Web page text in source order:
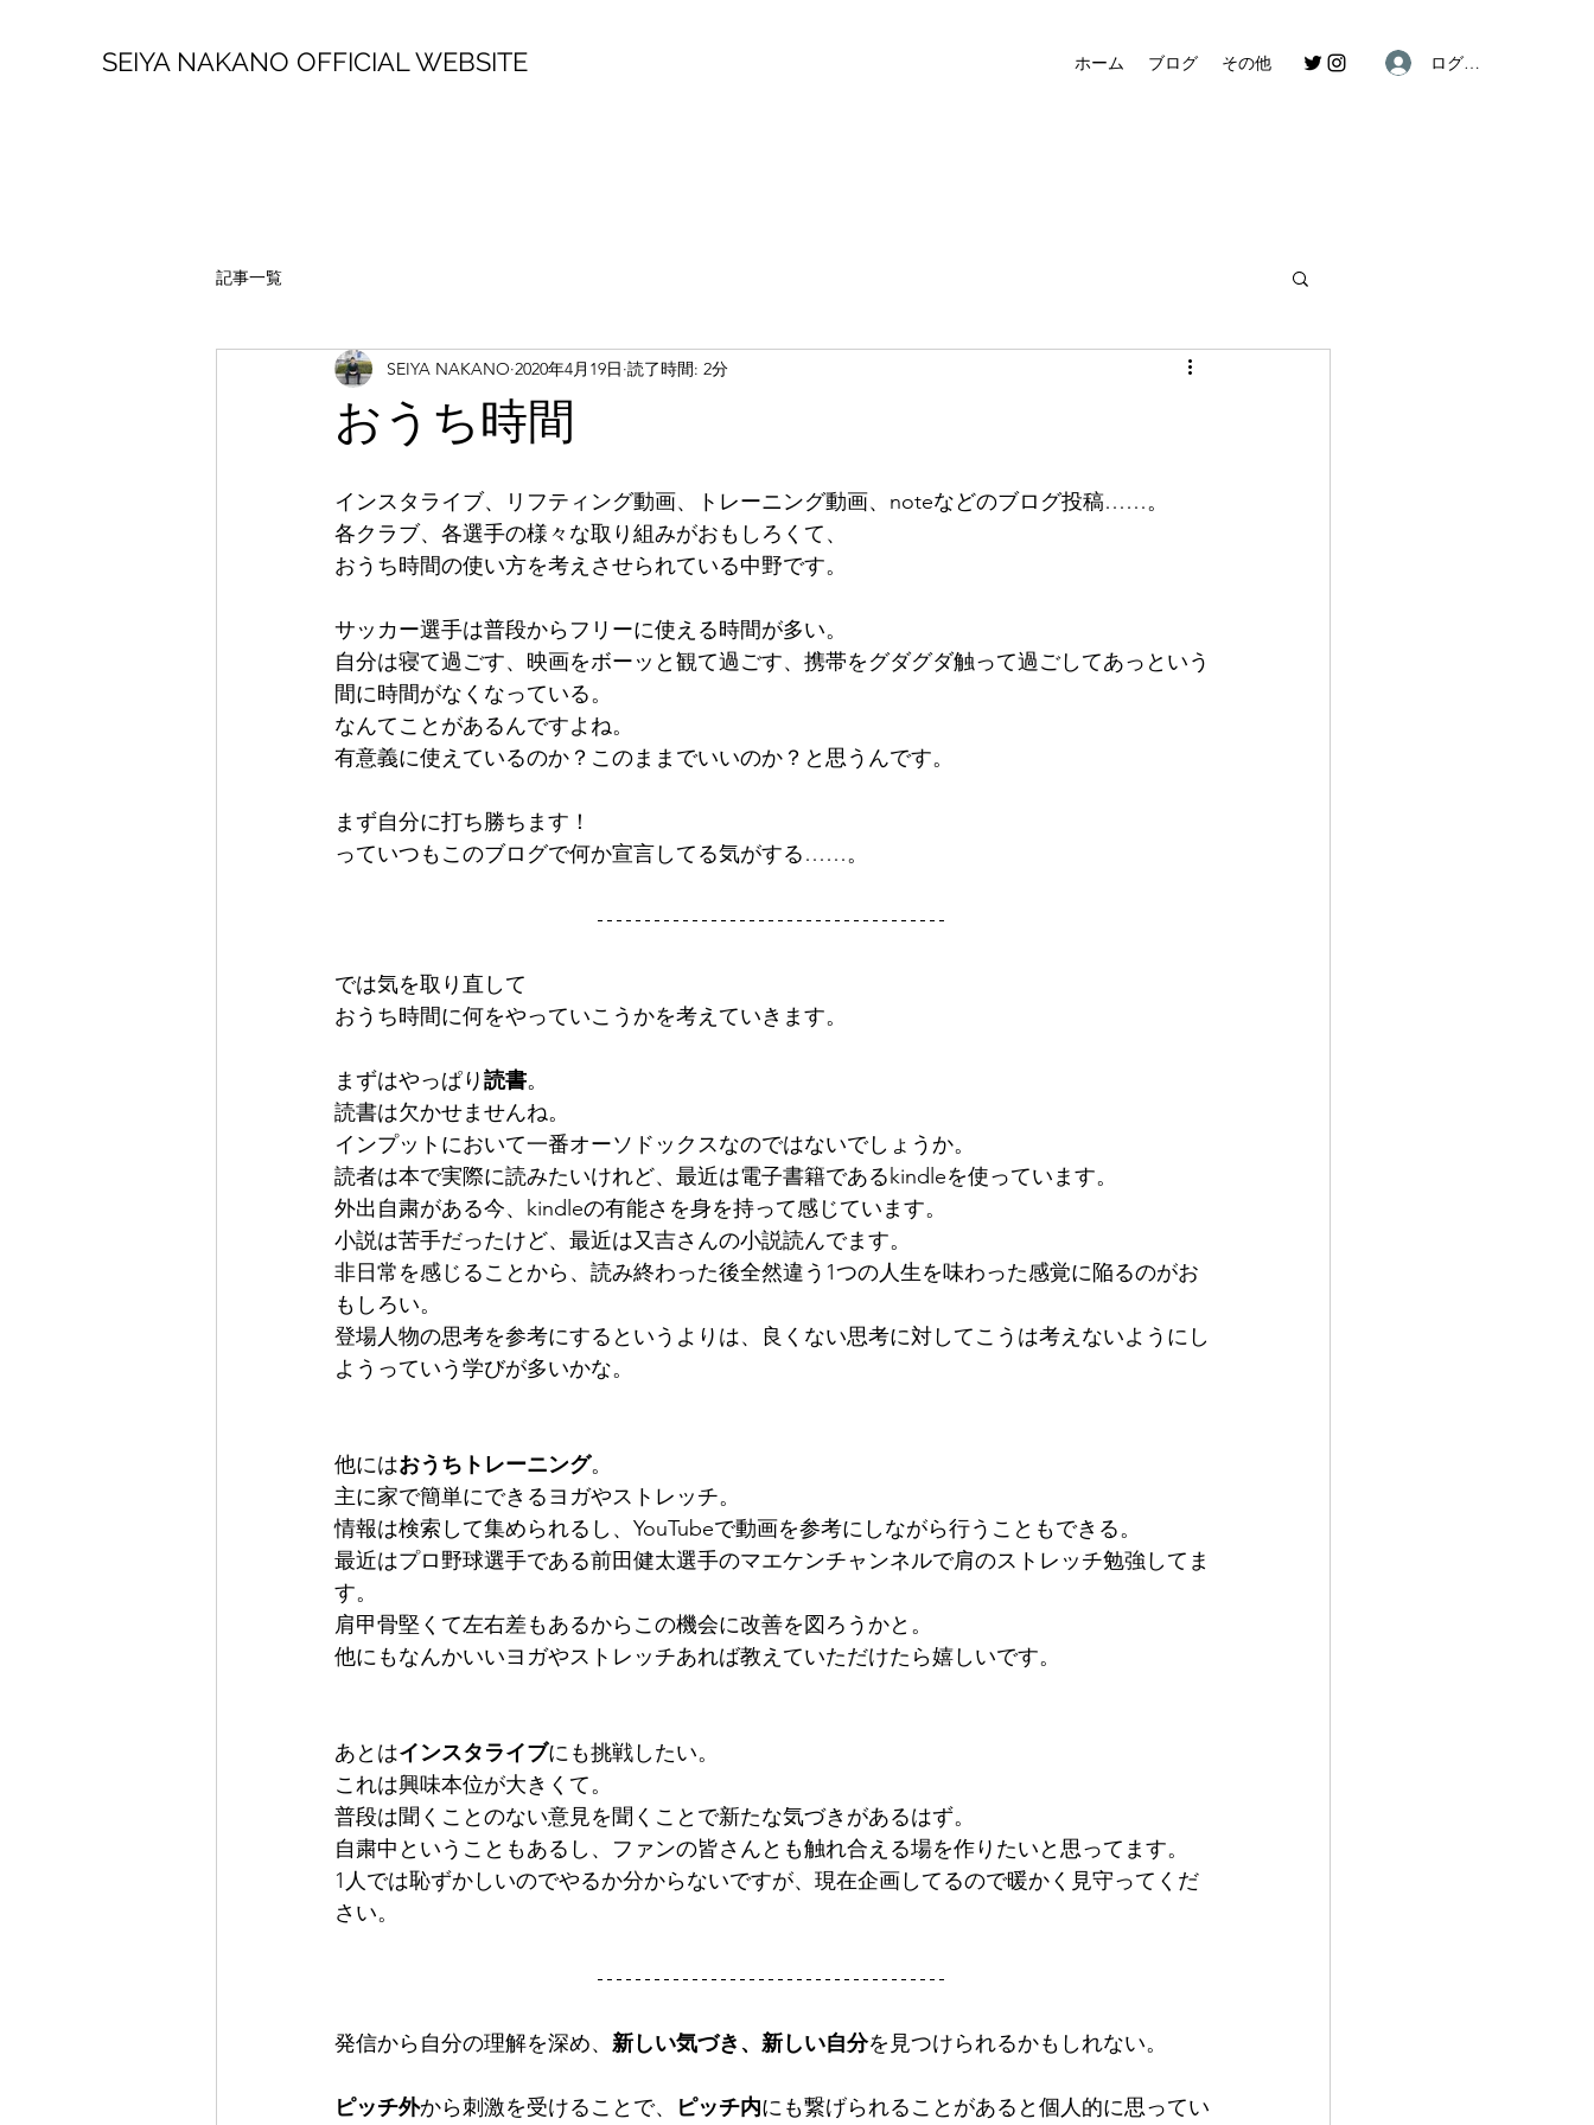
SEIYA NAKANO OFFICIAL WEBSITE ホーム ブログ その他 ログイン
記事一覧
おうち時間
SEIYA NAKANO 2020年4月19日 読了時間: 2分
インスタライブ、リフティング動画、トレーニング動画、noteなどのブログ投稿……。
各クラブ、各選手の様々な取り組みがおもしろくて、
おうち時間の使い方を考えさせられている中野です。
サッカー選手は普段からフリーに使える時間が多い。
自分は寝て過ごす、映画をボーッと観て過ごす、携帯をグダグダ触って過ごしてあっという
間に時間がなくなっている。
なんてことがあるんですよね。
有意義に使えているのか？このままでいいのか？と思うんです。
まず自分に打ち勝ちます！
っていつもこのブログで何か宣言してる気がする……。
では気を取り直して
おうち時間に何をやっていこうかを考えていきます。
まずはやっぱり読書。
読書は欠かせませんね。
インプットにおいて一番オーソドックスなのではないでしょうか。
読者は本で実際に読みたいけれど、最近は電子書籍であるkindleを使っています。
外出自粛がある今、kindleの有能さを身を持って感じています。
小説は苦手だったけど、最近は又吉さんの小説読んでます。
非日常を感じることから、読み終わった後全然違う1つの人生を味わった感覚に陥るのがお
もしろい。
登場人物の思考を参考にするというよりは、良くない思考に対してこうは考えないようにし
ようっていう学びが多いかな。
他にはおうちトレーニング。
主に家で簡単にできるヨガやストレッチ。
情報は検索して集められるし、YouTubeで動画を参考にしながら行うこともできる。
最近はプロ野球選手である前田健太選手のマエケンチャンネルで肩のストレッチ勉強してま
す。
肩甲骨堅くて左右差もあるからこの機会に改善を図ろうかと。
他にもなんかいいヨガやストレッチあれば教えていただけたら嬉しいです。
あとはインスタライブにも挑戦したい。
これは興味本位が大きくて。
普段は聞くことのない意見を聞くことで新たな気づきがあるはず。
自粛中ということもあるし、ファンの皆さんとも触れ合える場を作りたいと思ってます。
1人では恥ずかしいのでやるか分からないですが、現在企画してるので暖かく見守ってくだ
さい。
発信から自分の理解を深め、 新しい気づき、新しい自分を見つけられるかもしれない。
ピッチ外から刺激を受けることで、 ピッチ内にも繋げられることがあると個人的に思ってい